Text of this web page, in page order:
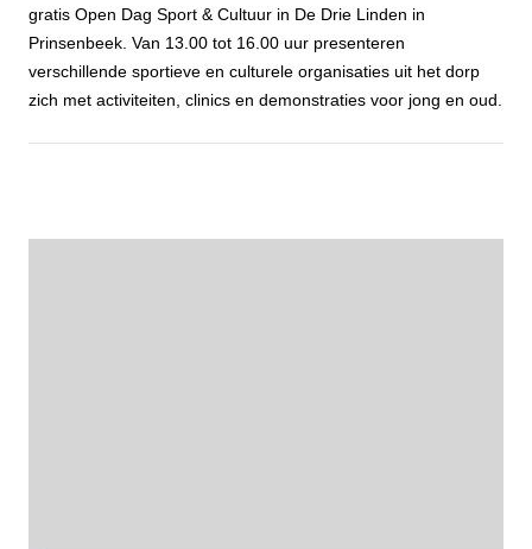
gratis Open Dag Sport & Cultuur in De Drie Linden in
Prinsenbeek. Van 13.00 tot 16.00 uur presenteren
verschillende sportieve en culturele organisaties uit het dorp
zich met activiteiten, clinics en demonstraties voor jong en oud.